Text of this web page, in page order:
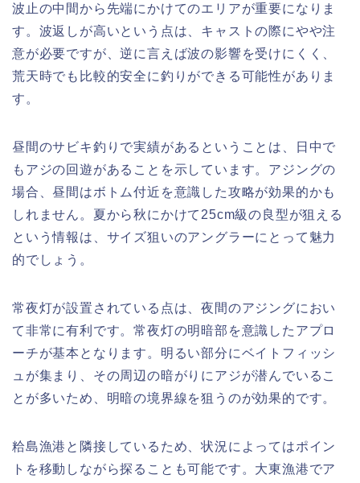
波止の中間から先端にかけてのエリアが重要になりま
す。波返しが高いという点は、キャストの際にやや注
意が必要ですが、逆に言えば波の影響を受けにくく、
荒天時でも比較的安全に釣りができる可能性がありま
す。
昼間のサビキ釣りで実績があるということは、日中で
もアジの回遊があることを示しています。アジングの
場合、昼間はボトム付近を意識した攻略が効果的かも
しれません。夏から秋にかけて25cm級の良型が狙える
という情報は、サイズ狙いのアングラーにとって魅力
的でしょう。
常夜灯が設置されている点は、夜間のアジングにおい
て非常に有利です。常夜灯の明暗部を意識したアプロ
ーチが基本となります。明るい部分にベイトフィッシ
ュが集まり、その周辺の暗がりにアジが潜んでいるこ
とが多いため、明暗の境界線を狙うのが効果的です。
粭島漁港と隣接しているため、状況によってはポイン
トを移動しながら探ることも可能です。大東漁港でア